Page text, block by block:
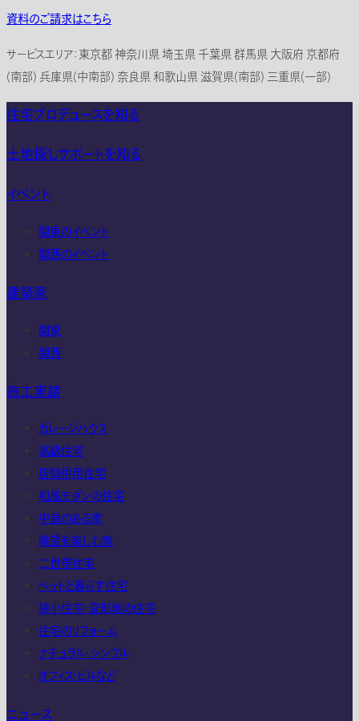
資料のご請求はこちら
サービスエリア：東京都 神奈川県 埼玉県 千葉県 群馬県 大阪府 京都府
(南部) 兵庫県(中南部) 奈良県 和歌山県 滋賀県(南部) 三重県(一部)
住宅プロデュースを知る
土地探しサポートを知る
イベント
関東のイベント
関西のイベント
建築家
関東
関西
施工実績
ガレージハウス
高級住宅
店舗併用住宅
和風モダンの住宅
中庭のある家
眺望を楽しむ家
二世帯住宅
ペットと暮らす住宅
狭小住宅・変形地の住宅
住宅のリフォーム
ナチュラル・シンプル
オフィス・ビルなど
ニュース